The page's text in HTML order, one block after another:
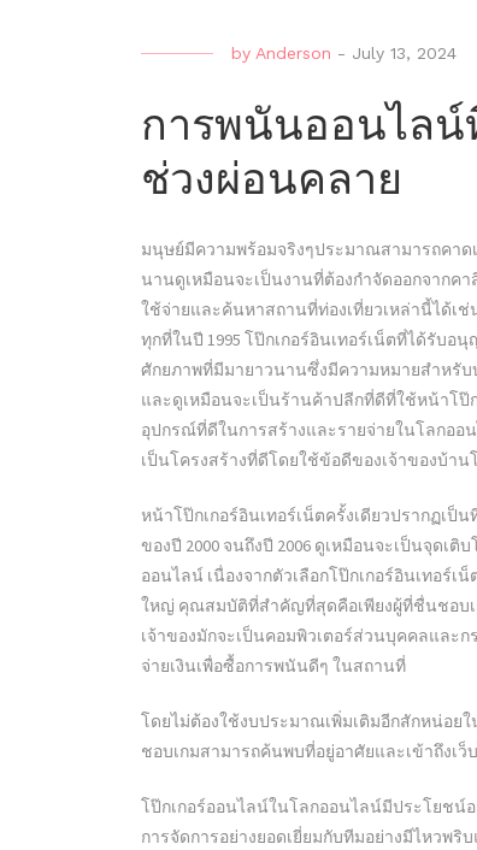
by Anderson - July 13, 2024
การพนันออนไลน์
ช่วงผ่อนคลาย
มนุษย์มีความพร้อมจริงๆประมาณสามารถคาด
นานดูเหมือนจะเป็นงานที่ต้องกำจัดออกจากคา
ใช้จ่ายและค้นหาสถานที่ท่องเที่ยวเหล่านี้ได้เ
ทุกที่ในปี 1995 โป๊กเกอร์อินเทอร์เน็ตที่ได้รับ
ศักยภาพที่มีมายาวนานซึ่งมีความหมายสำหรั
และดูเหมือนจะเป็นร้านค้าปลีกที่ดีที่ใช้หน้าโป๊
อุปกรณ์ที่ดีในการสร้างและรายจ่ายในโลกอ
เป็นโครงสร้างที่ดีโดยใช้ข้อดีของเจ้าของบ้า
หน้าโป๊กเกอร์อินเทอร์เน็ตครั้งเดียวปรากฏเป็
ของปี 2000 จนถึงปี 2006 ดูเหมือนจะเป็นจุดเ
ออนไลน์ เนื่องจากตัวเลือกโป๊กเกอร์อินเทอร์
ใหญ่ คุณสมบัติที่สำคัญที่สุดคือเพียงผู้ที่ชื่นชอบเ
เจ้าของมักจะเป็นคอมพิวเตอร์ส่วนบุคคลและ
จ่ายเงินเพื่อซื้อการพนันดีๆ ในสถานที่
โดยไม่ต้องใช้งบประมาณเพิ่มเติมอีกสักหน่อย
ชอบเกมสามารถค้นพบที่อยู่อาศัยและเข้าถึงเ
โป๊กเกอร์ออนไลน์ในโลกออนไลน์มีประโยช
การจัดการอย่างยอดเยี่ยมกับทีมอย่างมีไหวพ